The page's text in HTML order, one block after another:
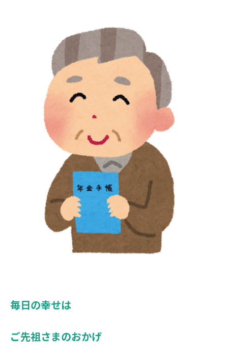
毎日の幸せは
ご先祖さまのおかげ